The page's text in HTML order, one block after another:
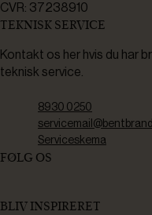
CVR: 37238910
TEKNISK SERVICE
Kontakt os her hvis du har
teknisk service.
8930 0250
Serviceskema
FØLG OS
BLIV INSPIRERET